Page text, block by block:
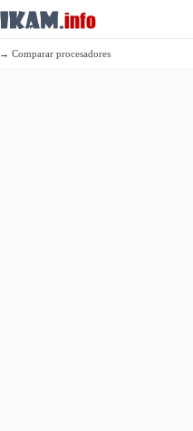
→ Comparar procesadores